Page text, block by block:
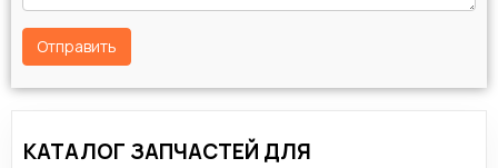
Отправить
КАТАЛОГ ЗАПЧАСТЕЙ ДЛЯ